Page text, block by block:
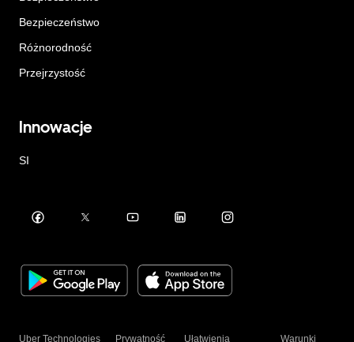
Bezpieczeństwo
Różnorodność
Przejrzystość
Innowacje
SI
Uber Technologies Prywatność Ułatwienia Warunki